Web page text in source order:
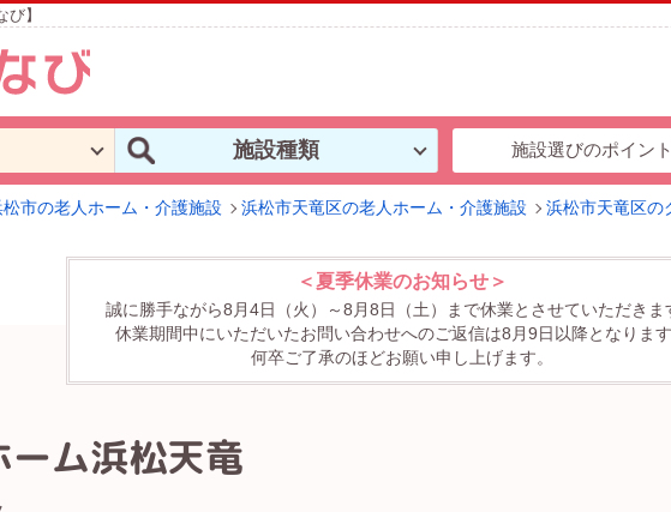
】
施設種類 施設選びのポイン
松市の老人ホーム・介護施設 浜松市天竜区の老人ホーム・介護施設 浜松市天竜区の
＜夏季休業のお知らせ＞
誠に勝手ながら8月4日（火）～8月8日（土）まで休業とさせていただきま
休業期間中にいただいたお問い合わせへのご返信は8月9日以降となりま
何卒ご了承のほどお願い申し上げます。
ム浜松天竜